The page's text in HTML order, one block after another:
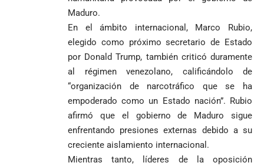
Maduro.
En el ámbito internacional, Marco Rubio,
elegido como próximo secretario de Estado
por Donald Trump, también criticó duramente
al régimen venezolano, calificándolo de
“organización de narcotráfico que se ha
empoderado como un Estado nación”. Rubio
afirmó que el gobierno de Maduro sigue
enfrentando presiones externas debido a su
creciente aislamiento internacional.
Mientras tanto, líderes de la oposición